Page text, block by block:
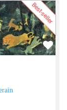
Best-seller